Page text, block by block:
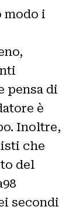
modo i
pensa di
è
Inoltre,
che
del
secondi